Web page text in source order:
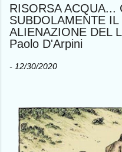
RISORSA ACQUA...
SUBDOLAMENTE
ALIENAZIONE DEL
Paolo D'Arpini
- 12/30/2020